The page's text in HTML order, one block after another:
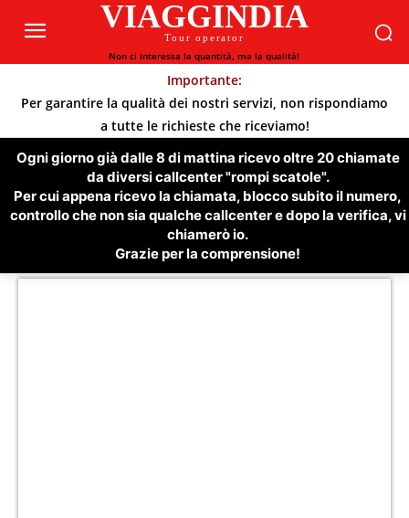
VIAGGINDIA
Tour operator
Non ci interessa la quantità, ma la qualità!
Importante:
Per garantire la qualità dei nostri servizi, non rispondiamo
a tutte le richieste che riceviamo!
Ogni giorno già dalle 8 di mattina ricevo oltre 20 chiamate
da diversi callcenter "rompi scatole".
Per cui appena ricevo la chiamata, blocco subito il numero,
controllo che non sia qualche callcenter e dopo la verifica, vi
chiamerò io.
Grazie per la comprensione!